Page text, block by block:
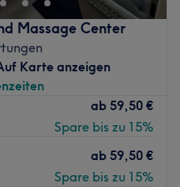
Füße legt, ist hier genau
befindet sich die
ein kleines aber
und zuvorkommenden
Massage Center
Karte anzeigen
ab 59,50 €
Spare bis zu 15%
ab 59,50 €
Spare bis zu 15%